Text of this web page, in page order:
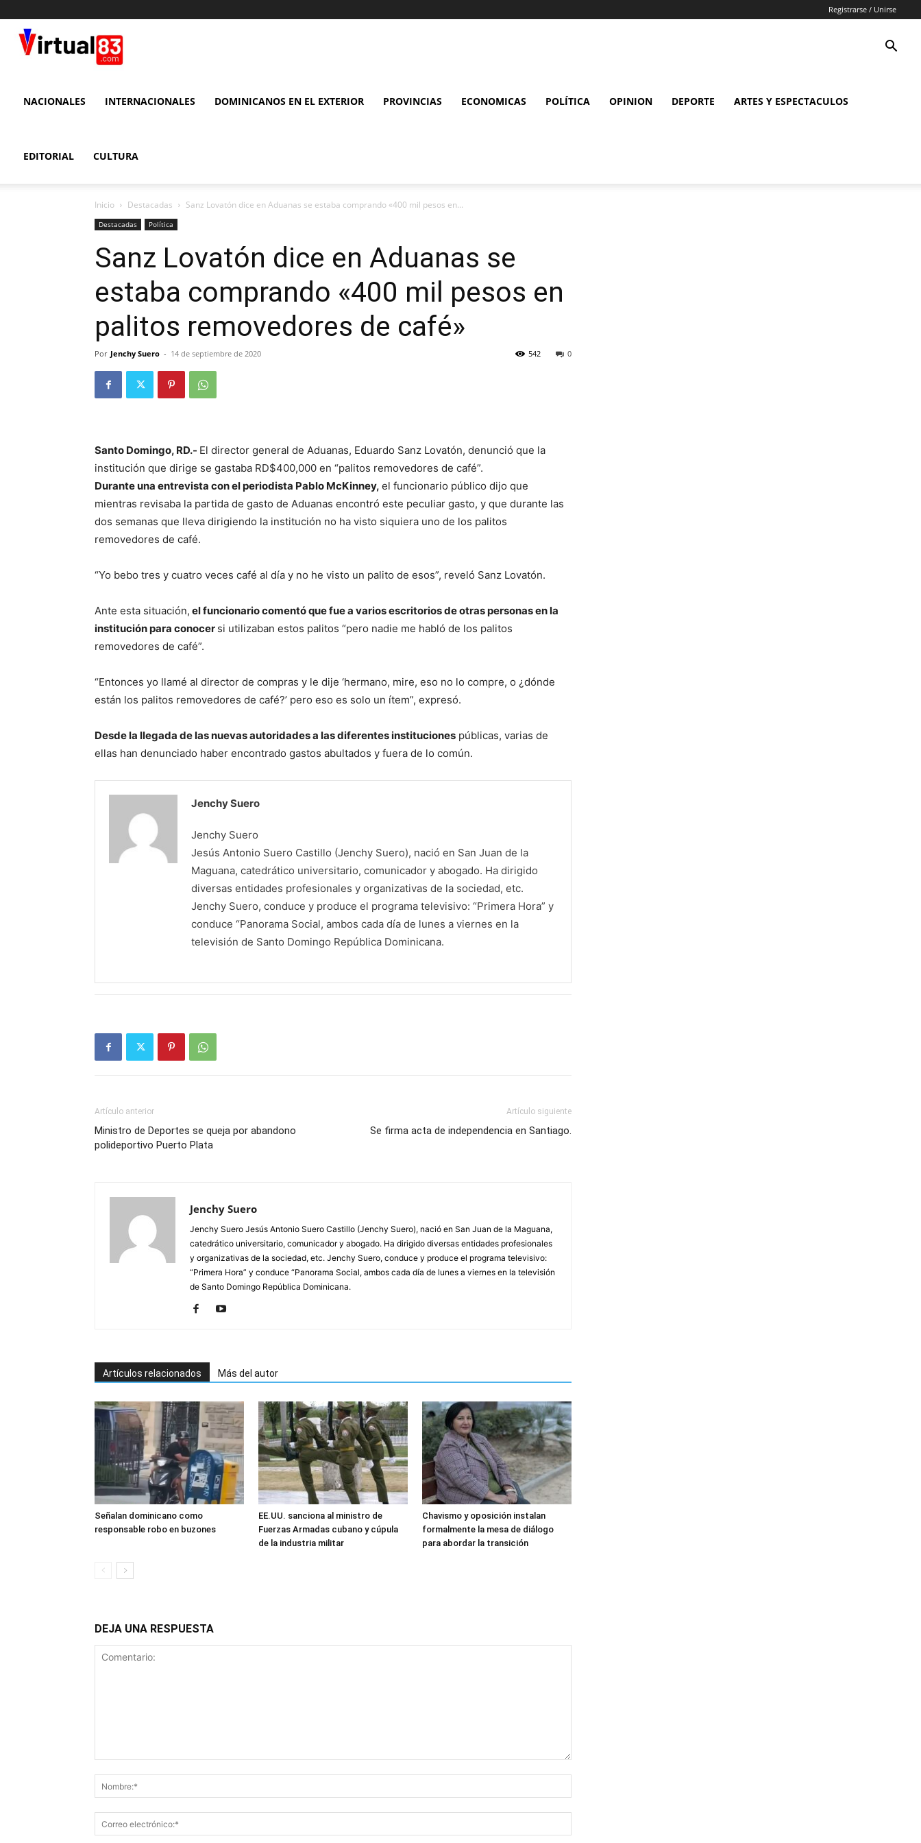
Registrarse / Unirse
83
NACIONALES INTERNACIONALES DOMINICANOS EN EL EXTERIOR PROVINCIAS ECONOMICAS POLÍTICA OPINION DEPORTE ARTES Y ESPECTACULOS
EDITORIAL CULTURA
Inicio Destacadas Sanz Lovatón dice en Aduanas se estaba comprando «400 mil pesos en...
Destacadas Política
Sanz Lovatón dice en Aduanas se
estaba comprando «400 mil pesos en
palitos removedores de café»
Por Jenchy Suero - 14 de septiembre de 2020 0
542
Santo Domingo, RD.- El director general de Aduanas, Eduardo Sanz Lovatón, denunció que la
institución que dirige se gastaba RD$400,000 en “palitos removedores de café”.
Durante una entrevista con el periodista Pablo McKinney, el funcionario público dijo que
mientras revisaba la partida de gasto de Aduanas encontró este peculiar gasto, y que durante las
dos semanas que lleva dirigiendo la institución no ha visto siquiera uno de los palitos
removedores de café.
“Yo bebo tres y cuatro veces café al día y no he visto un palito de esos”, reveló Sanz Lovatón.
Ante esta situación, el funcionario comentó que fue a varios escritorios de otras personas en la
institución para conocer si utilizaban estos palitos “pero nadie me habló de los palitos
removedores de café”.
“Entonces yo llamé al director de compras y le dije ‘hermano, mire, eso no lo compre, o ¿dónde
están los palitos removedores de café?’ pero eso es solo un ítem”, expresó.
Desde la llegada de las nuevas autoridades a las diferentes instituciones públicas, varias de
ellas han denunciado haber encontrado gastos abultados y fuera de lo común.
Jenchy Suero
Jenchy Suero
Jesús Antonio Suero Castillo (Jenchy Suero), nació en San Juan de la
Maguana, catedrático universitario, comunicador y abogado. Ha dirigido
diversas entidades profesionales y organizativas de la sociedad, etc.
Jenchy Suero, conduce y produce el programa televisivo: “Primera Hora” y
conduce “Panorama Social, ambos cada día de lunes a viernes en la
televisión de Santo Domingo República Dominicana.
Artículo anterior
Ministro de Deportes se queja por abandono
polideportivo Puerto Plata
Artículo siguiente
Se firma acta de independencia en Santiago.
Jenchy Suero
Jenchy Suero Jesús Antonio Suero Castillo (Jenchy Suero), nació en San Juan de la Maguana,
catedrático universitario, comunicador y abogado. Ha dirigido diversas entidades profesionales
y organizativas de la sociedad, etc. Jenchy Suero, conduce y produce el programa televisivo:
“Primera Hora” y conduce “Panorama Social, ambos cada día de lunes a viernes en la televisión
de Santo Domingo República Dominicana.
Artículos relacionados Más del autor
Señalan dominicano como
responsable robo en buzones
EE.UU. sanciona al ministro de
Fuerzas Armadas cubano y cúpula
de la industria militar
Chavismo y oposición instalan
formalmente la mesa de diálogo
para abordar la transición
DEJA UNA RESPUESTA